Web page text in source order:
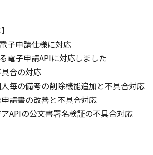
子申請仕様に対応
子申請APIに対応しました
合の対応
の備考の削除機能追加と不具合対応
請書の改善と不具合対応
の公文書署名検証の不具合対応